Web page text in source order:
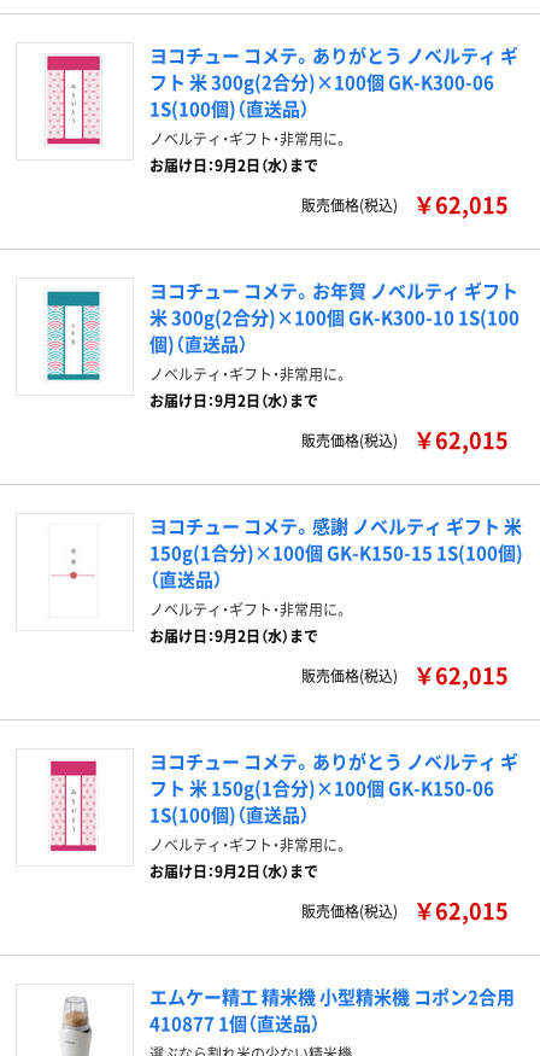
ヨコチュー コメテ。ありがとう ノベルティ ギ
フト 米 300g(2合分)×100個 GK-K300-06
1S(100個)（直送品）
ノベルティ・ギフト・非常用に。
お届け日：9月2日（水）まで
販売価格(税込)
￥62,015
ヨコチュー コメテ。お年賀 ノベルティ ギフト
米 300g(2合分)×100個 GK-K300-10 1S(100
個)（直送品）
ノベルティ・ギフト・非常用に。
お届け日：9月2日（水）まで
販売価格(税込)
￥62,015
ヨコチュー コメテ。感謝 ノベルティ ギフト 米
150g(1合分)×100個 GK-K150-15 1S(100個)
（直送品）
ノベルティ・ギフト・非常用に。
お届け日：9月2日（水）まで
販売価格(税込)
￥62,015
ヨコチュー コメテ。ありがとう ノベルティ ギ
フト 米 150g(1合分)×100個 GK-K150-06
1S(100個)（直送品）
ノベルティ・ギフト・非常用に。
お届け日：9月2日（水）まで
販売価格(税込)
￥62,015
エムケー精工 精米機 小型精米機 コポン2合用
410877 1個（直送品）